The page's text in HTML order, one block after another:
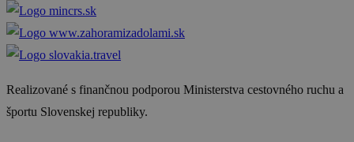
Realizované s finančnou podporou Ministerstva cestovného ruchu a
športu Slovenskej republiky.